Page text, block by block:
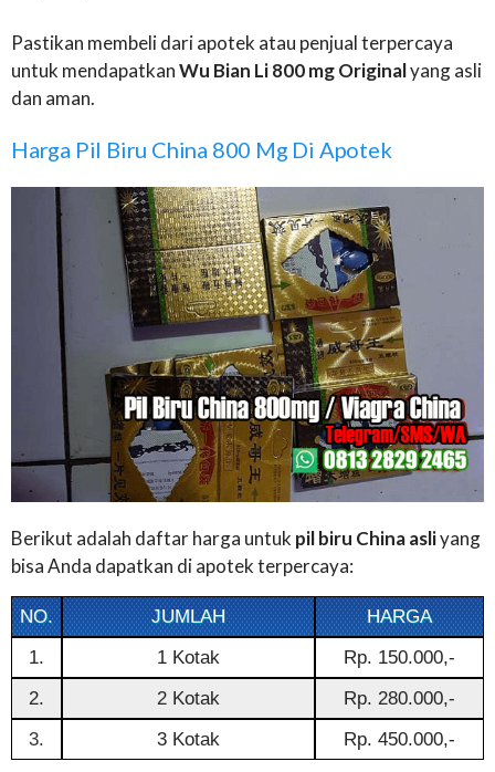
Pastikan membeli dari apotek atau penjual terpercaya
untuk mendapatkanWu Bian Li 800 mg Originalyang asli
dan aman.
Harga Pil Biru China 800 Mg Di Apotek
Berikut adalah daftar harga untuk pil biru China asliyang
bisa Anda dapatkan di apotek terpercaya:
NO. JUMLAH
HARGA
1.
1 Kotak
Rp. 150.000,-
2.
2 Kotak
Rp. 280.000,-
3.
3 Kotak Rp. 450.000,-